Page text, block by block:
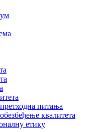
питања
квалитета
етику